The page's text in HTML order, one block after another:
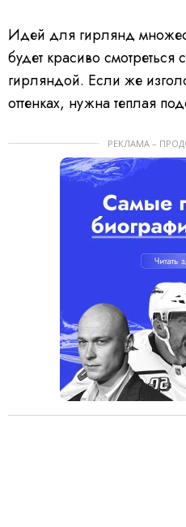
Идей для гирлянд
будет красиво
гирляндой. Если же
оттенках, нужна теплая
РЕКЛАМА –